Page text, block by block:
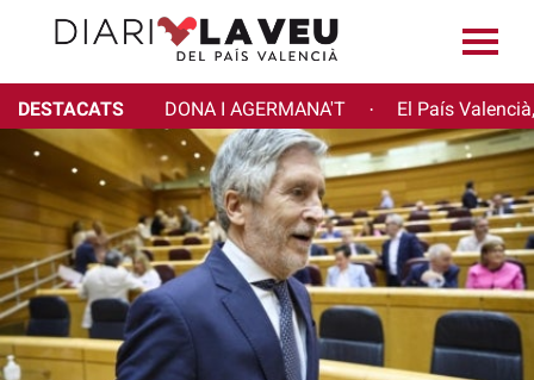
DESTACATS DONA I AGERMANA'T · El País